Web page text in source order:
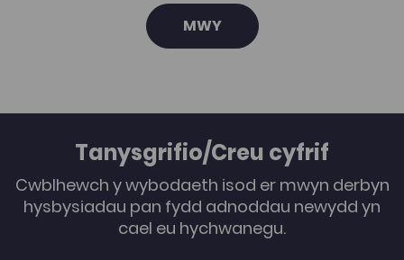
MWY
Tanysgrifio/Creu cyfrif
Cwblhewch y wybodaeth isod er mwyn derbyn
hysbysiadau pan fydd adnoddau newydd yn
cael eu hychwanegu.